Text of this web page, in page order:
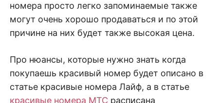
номера просто легко запоминаемые также
могут очень хорошо продаваться и по этой
причине на них будет также высокая цена.
Про нюансы, которые нужно знать когда
покупаешь красивый номер будет описано в
статье красивые номера Лайф, а в статье
красивые номера МТС расписана